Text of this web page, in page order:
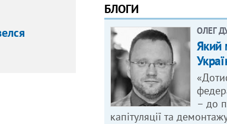
БЛОГИ
ОЛЕГ
Який
– до
капітуляції та